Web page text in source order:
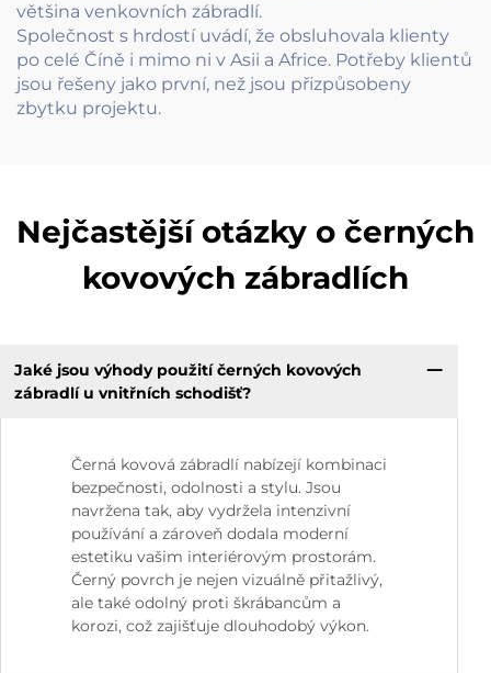
většina venkovních zábradlí.
Společnost s hrdostí uvádí, že obsluhovala klienty
po celé Číně i mimo ni v Asii a Africe. Potřeby klientů
jsou řešeny jako první, než jsou přizpůsobeny
zbytku projektu.
Nejčastější otázky o černých
kovových zábradlích
Jaké jsou výhody použití černých kovových
zábradlí u vnitřních schodišť?
Černá kovová zábradlí nabízejí kombinaci
bezpečnosti, odolnosti a stylu. Jsou
navržena tak, aby vydržela intenzivní
používání a zároveň dodala moderní
estetiku vašim interiérovým prostorám.
Černý povrch je nejen vizuálně přitažlivý,
ale také odolný proti škrábancům a
korozi, což zajišťuje dlouhodobý výkon.